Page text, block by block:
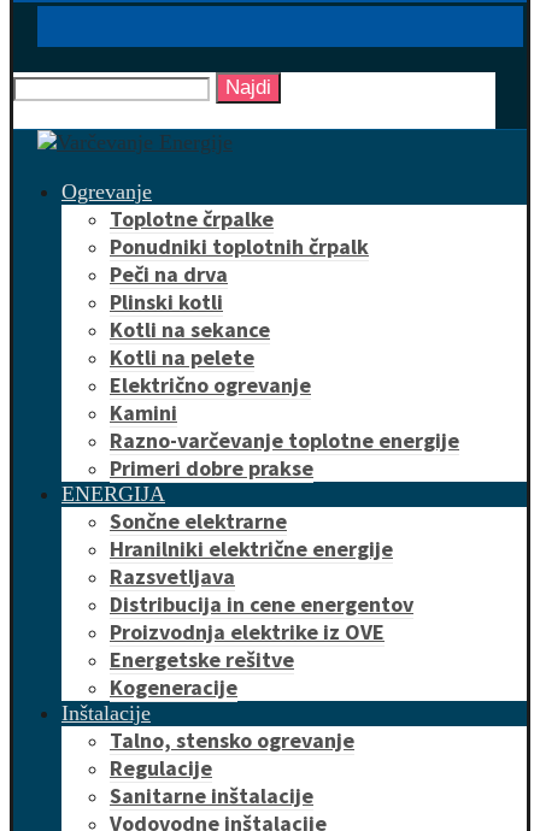
Najdi
Ogrevanje
Toplotne črpalke
Ponudniki toplotnih črpalk
Peči na drva
Plinski kotli
Kotli na sekance
Kotli na pelete
Električno ogrevanje
Kamini
Razno-varčevanje toplotne energije
Primeri dobre prakse
ENERGIJA
Sončne elektrarne
Hranilniki električne energije
Razsvetljava
Distribucija in cene energentov
Proizvodnja elektrike iz OVE
Energetske rešitve
Kogeneracije
Inštalacije
Talno, stensko ogrevanje
Regulacije
Sanitarne inštalacije
Vodovodne inštalacije